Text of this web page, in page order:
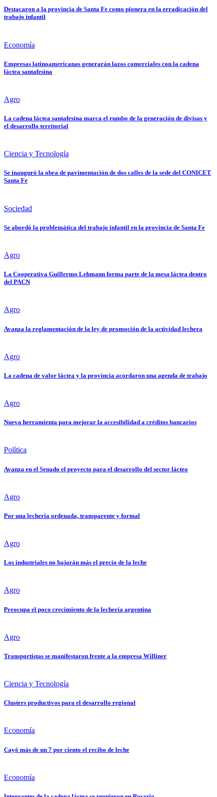
Destacaron a la provincia de Santa Fe como pionera en la erradicación del
trabajo infantil
Economía
Empresas latinoamericanas generarán lazos comerciales con la cadena
láctea santafesina
Agro
La cadena láctea santafesina marca el rumbo de la generación de divisas y
el desarrollo territorial
Ciencia y Tecnología
Se inauguró la obra de pavimentación de dos calles de la sede del CONICET
Santa Fe
Sociedad
Se abordó la problemática del trabajo infantil en la provincia de Santa Fe
Agro
La Cooperativa Guillermo Lehmann forma parte de la mesa láctea dentro
del PACN
Agro
Avanza la reglamentación de la ley de promoción de la actividad lechera
Agro
La cadena de valor láctea y la provincia acordaron una agenda de trabajo
Agro
Nueva herramienta para mejorar la accesibilidad a créditos bancarios
Política
Avanza en el Senado el proyecto para el desarrollo del sector lácteo
Agro
Por una lechería ordenada, transparente y formal
Agro
Los industriales no bajarán más el precio de la leche
Agro
Preocupa el poco crecimiento de la lechería argentina
Agro
Transportistas se manifestaron frente a la empresa Williner
Ciencia y Tecnología
Clusters productivos para el desarrollo regional
Economía
Cayó más de un 7 por ciento el recibo de leche
Economía